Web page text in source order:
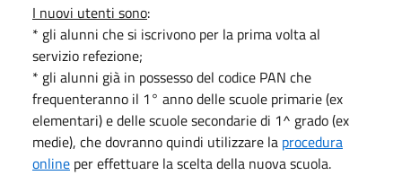
I nuovi utenti sono:
* gli alunni che si iscrivono per la prima volta al
servizio refezione;
* gli alunni già in possesso del codice PAN che
frequenteranno il 1° anno delle scuole primarie (ex
elementari) e delle scuole secondarie di 1^ grado (ex
medie), che dovranno quindi utilizzare la procedura
online per effettuare la scelta della nuova scuola.